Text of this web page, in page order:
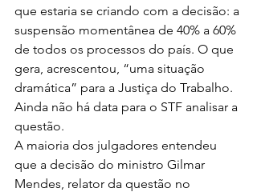
que estaria se criando com a decisão: a
suspensão momentânea de 40% a 60%
de todos os processos do país. O que
gera, acrescentou, “uma situação
dramática” para a Justiça do Trabalho.
Ainda não há data para o STF analisar a
questão.
A maioria dos julgadores entendeu
que a decisão do ministro Gilmar
Mendes, relator da questão no